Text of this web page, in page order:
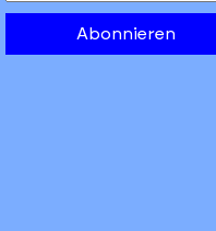
Abonnieren